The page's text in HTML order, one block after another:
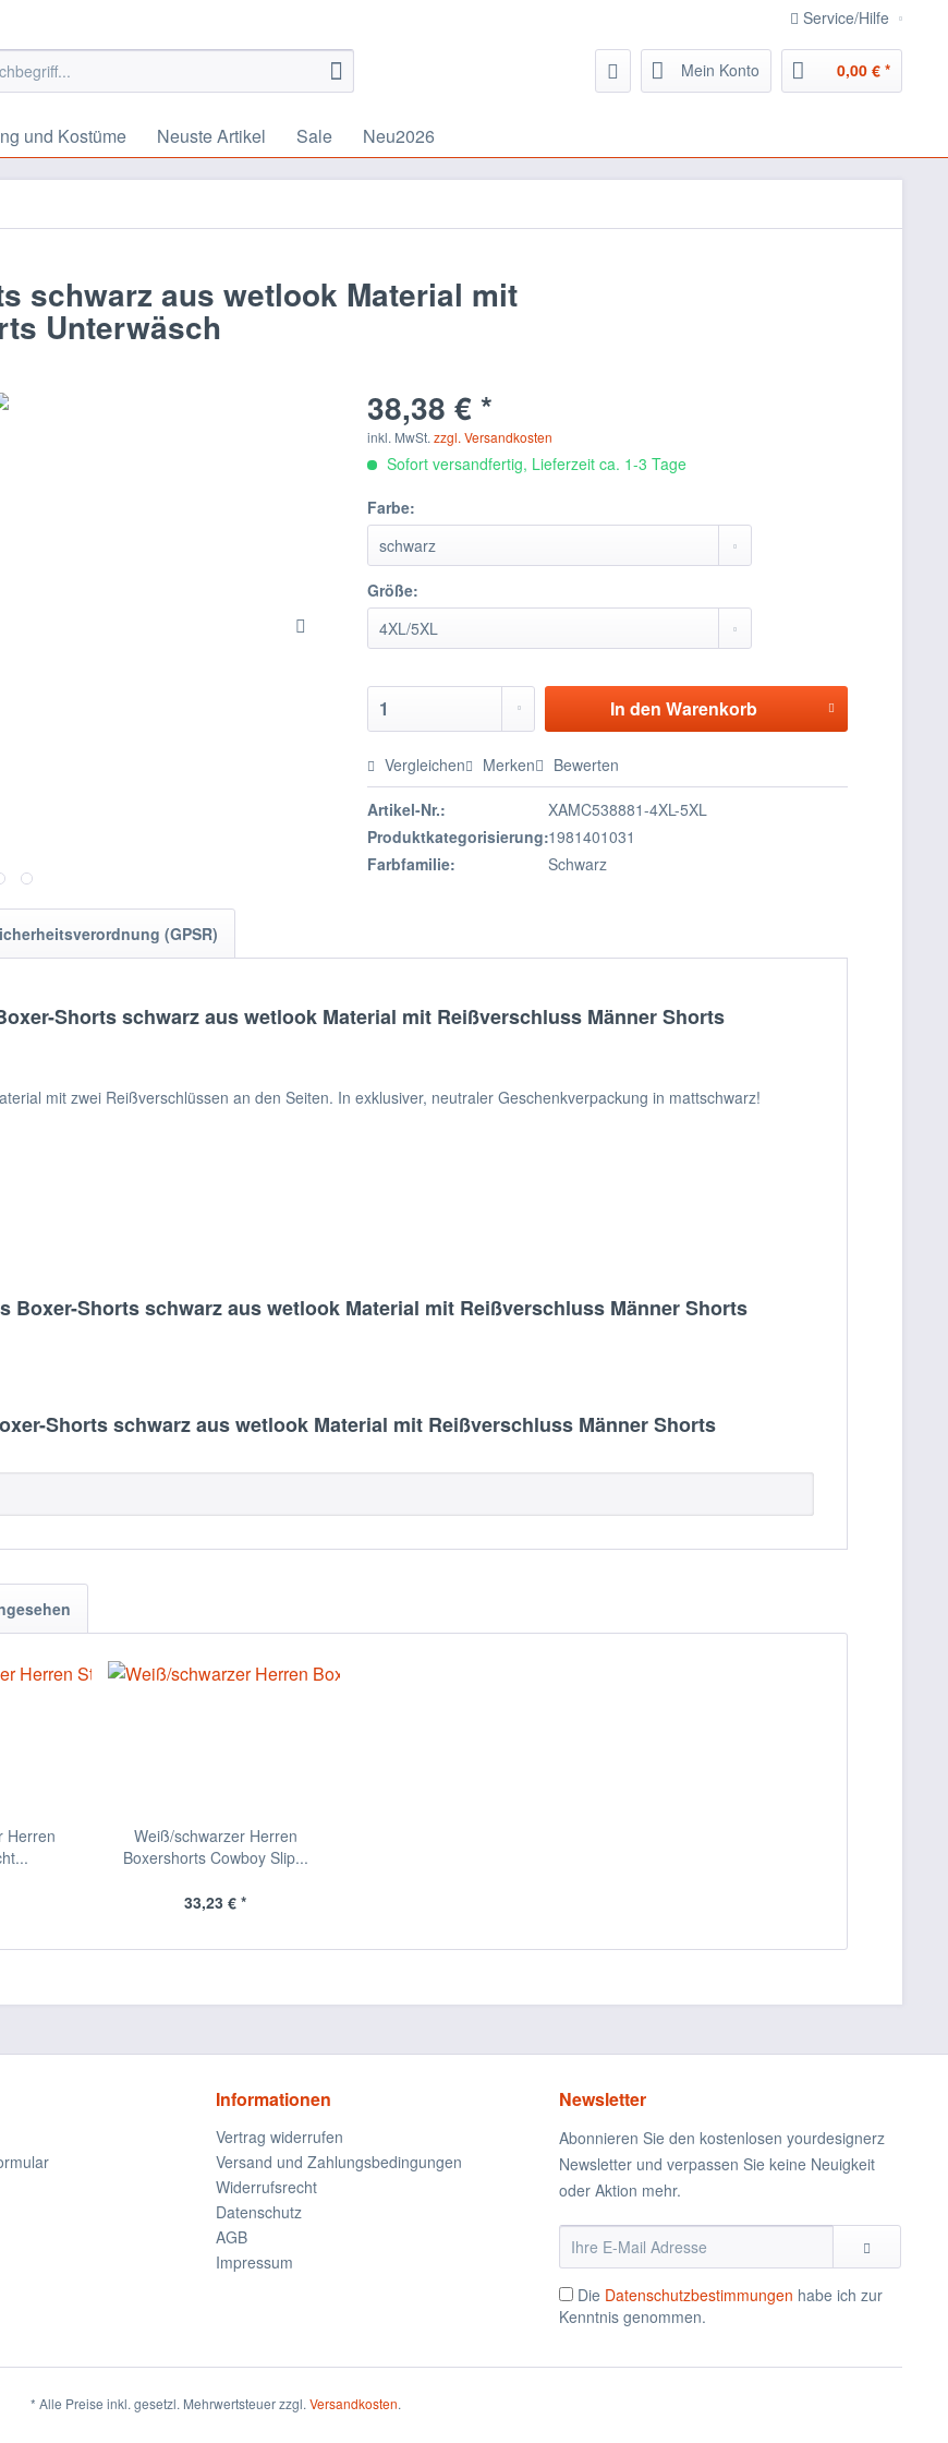
Service/Hilfe
Mein Konto 0,00 € *
und Kostüme Neuste Artikel Sale Neu2026
schwarz aus wetlook Material mit
Unterwäsch
38,38 € *
inkl. MwSt.zzgl. Versandkosten
Sofort versandfertig, Lieferzeit ca. 1-3 Tage
Farbe:
Größe:
In den Warenkorb
Vergleichen Merken Bewerten
Artikel-Nr.:
XAMC538881-4XL-5XL
Produktkategorisierung:1981401031
Farbfamilie:
Schwarz
(GPSR)
Shorts schwarz aus wetlook Material mit Reißverschluss Männer Shorts
mit zwei Reißverschlüssen an den Seiten. In exklusiver, neutraler Geschenkverpackung in mattschwarz!
Boxer-Shorts schwarz aus wetlook Material mit Reißverschluss Männer Shorts
Shorts schwarz aus wetlook Material mit Reißverschluss Männer Shorts
Herren
Weiß/schwarzer Herren
Boxershorts Cowboy Slip...
33,23 € *
Informationen
Vertrag widerrufen
Versand und Zahlungsbedingungen
Widerrufsrecht
Datenschutz
AGB
Impressum
Newsletter
Abonnieren Sie den kostenlosen yourdesignerz
Newsletter und verpassen Sie keine Neuigkeit
oder Aktion mehr.
Die Datenschutzbestimmungen habe ich zur
Kenntnis genommen.
* Alle Preise inkl. gesetzl. Mehrwertsteuer zzgl. Versandkosten.